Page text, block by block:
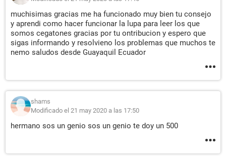
muchisimas gracias me ha funcionado muy bien tu consejo
y aprendi como hacer funcionar la lupa para leer los que
somos cegatones gracias por tu ontribucion y espero que
sigas informando y resolvieno los problemas que muchos te
nemo saludos desde Guayaquil Ecuador
shams
Modificado el 21 may 2020 a las 17:50
hermano sos un genio sos un genio te doy un 500